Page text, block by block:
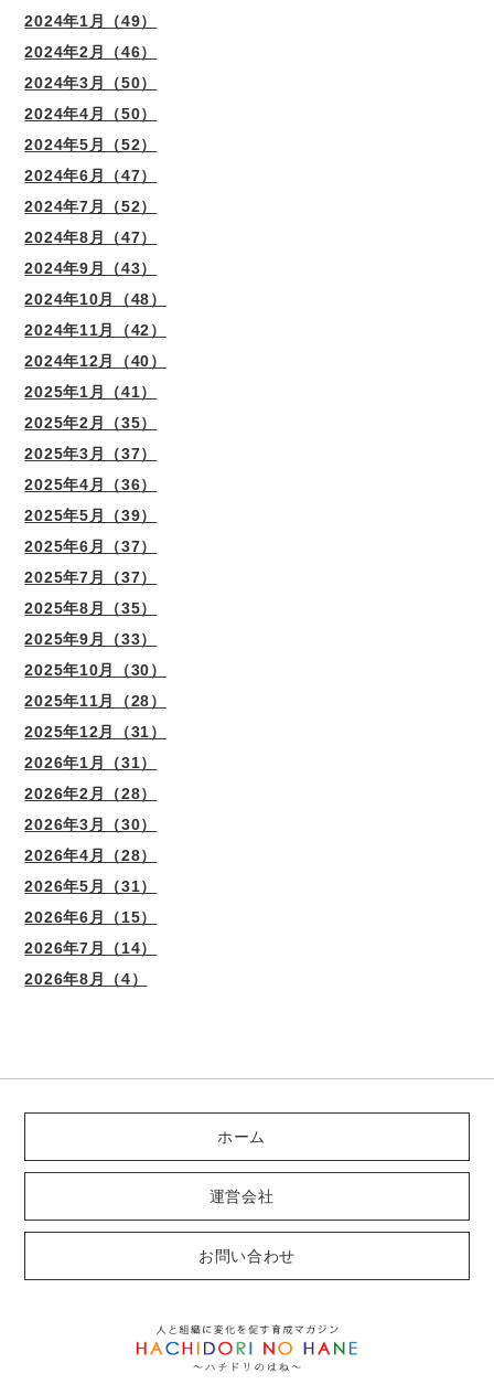
2024年1月（49）
2024年2月（46）
2024年3月（50）
2024年4月（50）
2024年5月（52）
2024年6月（47）
2024年7月（52）
2024年8月（47）
2024年9月（43）
2024年10月（48）
2024年11月（42）
2024年12月（40）
2025年1月（41）
2025年2月（35）
2025年3月（37）
2025年4月（36）
2025年5月（39）
2025年6月（37）
2025年7月（37）
2025年8月（35）
2025年9月（33）
2025年10月（30）
2025年11月（28）
2025年12月（31）
2026年1月（31）
2026年2月（28）
2026年3月（30）
2026年4月（28）
2026年5月（31）
2026年6月（15）
2026年7月（14）
2026年8月（4）
ホーム
運営会社
お問い合わせ